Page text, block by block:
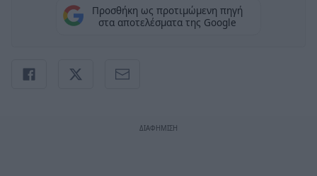
Προσθήκη ως προτιμώμενη πηγή
στα αποτελέσματα της Google